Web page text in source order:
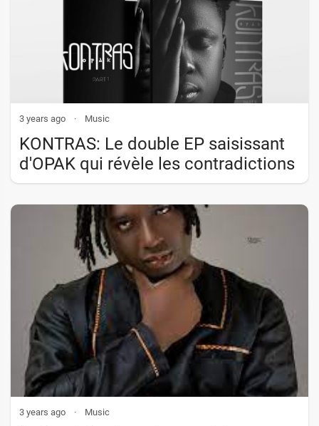
3 years ago · Music
KONTRAS: Le double EP saisissant
d'OPAK qui révèle les contradictions
de l'existence
3 years ago · Music